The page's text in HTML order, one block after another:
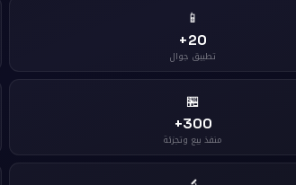
📱
20+
تطبيق جوال
🏪
300+
منفذ بيع وتجزئة